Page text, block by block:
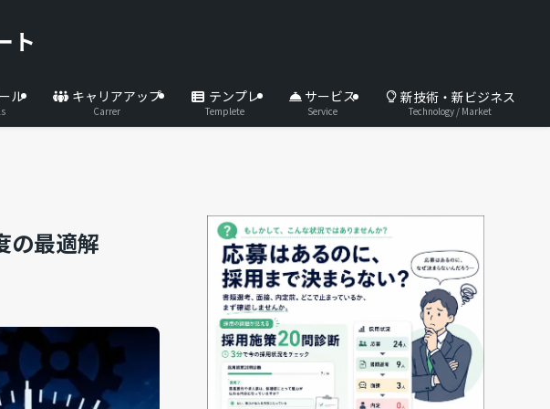
ト
ル キャリアアップ
Carrer
テンプレ
Templete
サービス
Service
新技術・新ビジネス
Technology / Market
の最適解